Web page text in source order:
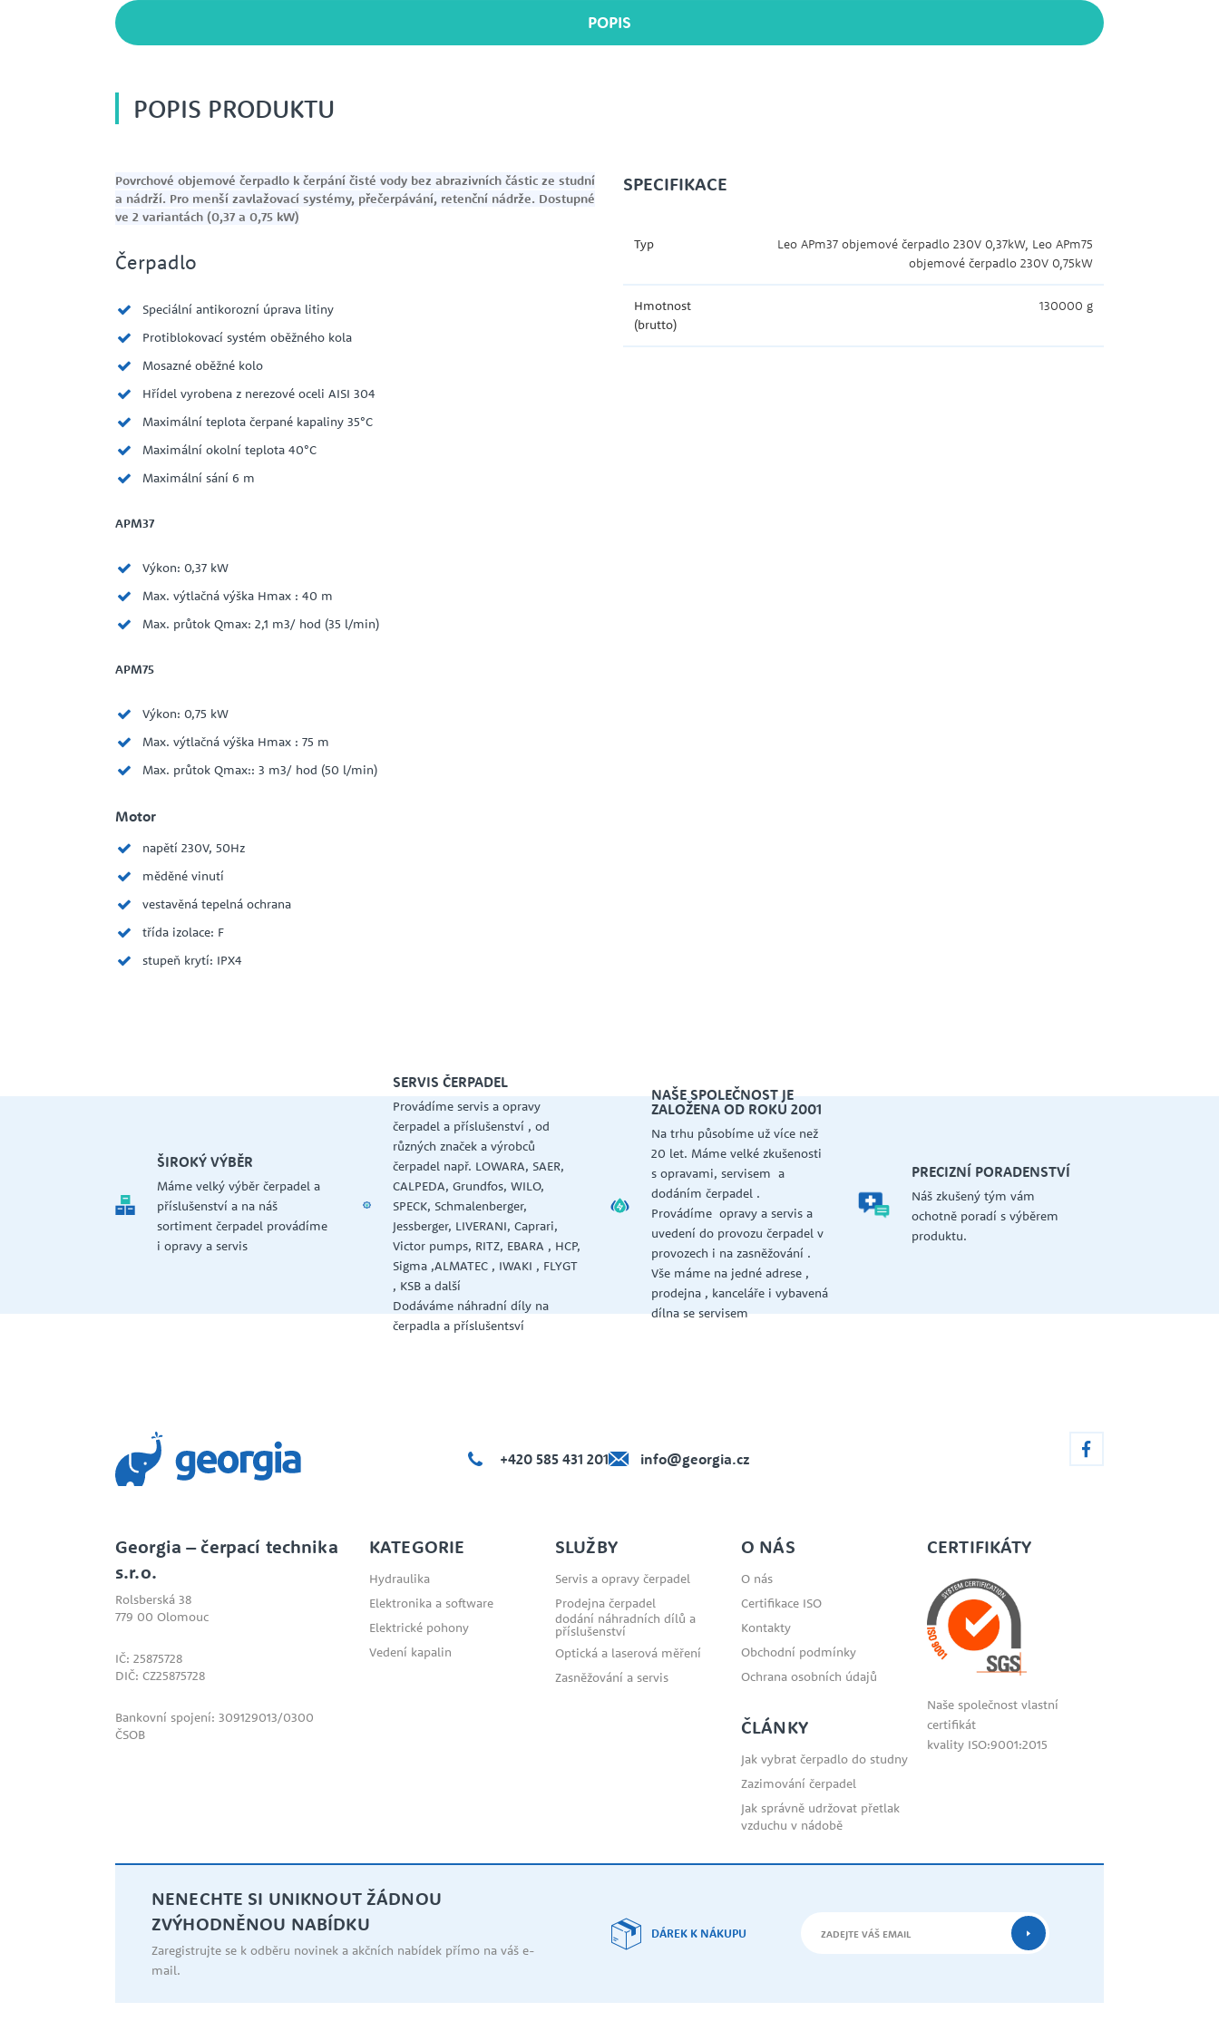
POPIS
POPIS PRODUKTU
Povrchové objemové čerpadlo k čerpání čisté vody bez abrazivních částic ze studní
a nádrží. Pro menší zavlažovací systémy, přečerpávání, retenční nádrže. Dostupné
ve 2 variantách (0,37 a 0,75 kW)
Čerpadlo
Speciální antikorozní úprava litiny
Protiblokovací systém oběžného kola
Mosazné oběžné kolo
Hřídel vyrobena z nerezové oceli AISI 304
Maximální teplota čerpané kapaliny 35°C
Maximální okolní teplota 40°C
Maximální sání 6 m
APM37
Výkon: 0,37 kW
Max. výtlačná výška Hmax : 40 m
Max. průtok Qmax: 2,1 m3/ hod (35 l/min)
APM75
Výkon: 0,75 kW
Max. výtlačná výška Hmax : 75 m
Max. průtok Qmax:: 3 m3/ hod (50 l/min)
Motor
napětí 230V, 50Hz
měděné vinutí
vestavěná tepelná ochrana
třída izolace: F
stupeň krytí: IPX4
SPECIFIKACE
Typ
Leo APm37 objemové čerpadlo 230V 0,37kW, Leo APm75
objemové čerpadlo 230V 0,75kW
Hmotnost
(brutto)
130000 g
ŠIROKÝ VÝBĚR
Máme velký výběr čerpadel a
příslušenství a na náš
sortiment čerpadel provádíme
i opravy a servis
SERVIS ČERPADEL
Provádíme servis a opravy
čerpadel a příslušenství , od
různých značek a výrobců
čerpadel např. LOWARA, SAER,
CALPEDA, Grundfos, WILO,
SPECK, Schmalenberger,
Jessberger, LIVERANI, Caprari,
Victor pumps, RITZ, EBARA , HCP,
Sigma ,ALMATEC , IWAKI , FLYGT
, KSB a další
Dodáváme náhradní díly na
čerpadla a příslušentsví
NAŠE SPOLEČNOST JE
ZALOŽENA OD ROKU 2001
Na trhu působíme už více než
20 let. Máme velké zkušenosti
s opravami, servisem a
dodáním čerpadel .
Provádíme opravy a servis a
uvedení do provozu čerpadel v
provozech i na zasněžování .
Vše máme na jedné adrese ,
prodejna , kanceláře i vybavená
dílna se servisem
PRECIZNÍ PORADENSTVÍ
Náš zkušený tým vám
ochotně poradí s výběrem
produktu.
+420 585 431 201 info@georgia.cz
Georgia – čerpací technika
s.r.o.
Rolsberská 38
779 00 Olomouc
IČ: 25875728
DIČ: CZ25875728
Bankovní spojení: 309129013/0300
ČSOB
KATEGORIE
Hydraulika
Elektronika a software
Elektrické pohony
Vedení kapalin
SLUŽBY
Servis a opravy čerpadel
Prodejna čerpadel
dodání náhradních dílů a
příslušenství
Optická a laserová měření
Zasněžování a servis
O NÁS
O nás
Certifikace ISO
Kontakty
Obchodní podmínky
Ochrana osobních údajů
ČLÁNKY
Jak vybrat čerpadlo do studny
Zazimování čerpadel
Jak správně udržovat přetlak
vzduchu v nádobě
CERTIFIKÁTY
Naše společnost vlastní
certifikát
kvality ISO:9001:2015
NENECHTE SI UNIKNOUT ŽÁDNOU
ZVÝHODNĚNOU NABÍDKU
Zaregistrujte se k odběru novinek a akčních nabídek přímo na váš e-
mail.
DÁREK K NÁKUPU